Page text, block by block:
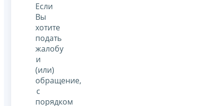
Если
Вы
хотите
подать
жалобу
и
(или)
обращение,
с
порядком